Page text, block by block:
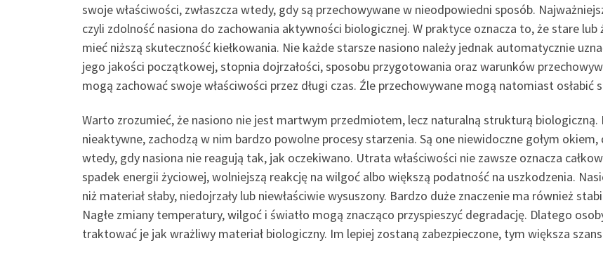
swoje właściwości, zwłaszcza wtedy, gdy są przechowywane w nieodpowiedni sposób.
czyli zdolność nasiona do zachowania aktywności biologicznej. W praktyce oznacza to, że stare
mieć niższą skuteczność kiełkowania. Nie każde starsze nasiono należy jednak automatycznie
jego jakości początkowej, stopnia dojrzałości, sposobu przygotowania oraz warunków
mogą zachować swoje właściwości przez długi czas. Źle przechowywane mogą natomiast
Warto zrozumieć, że nasiono nie jest martwym przedmiotem, lecz naturalną strukturą
nieaktywne, zachodzą w nim bardzo powolne procesy starzenia. Są one niewidoczne gołym
wtedy, gdy nasiona nie reagują tak, jak oczekiwano. Utrata właściwości nie zawsze oznacza
spadek energii życiowej, wolniejszą reakcję na wilgoć albo większą podatność na uszkodzenia.
niż materiał słaby, niedojrzały lub niewłaściwie wysuszony. Bardzo duże znaczenie ma również
Nagłe zmiany temperatury, wilgoć i światło mogą znacząco przyspieszyć degradację. Dlatego
traktować je jak wrażliwy materiał biologiczny. Im lepiej zostaną zabezpieczone, tym większa